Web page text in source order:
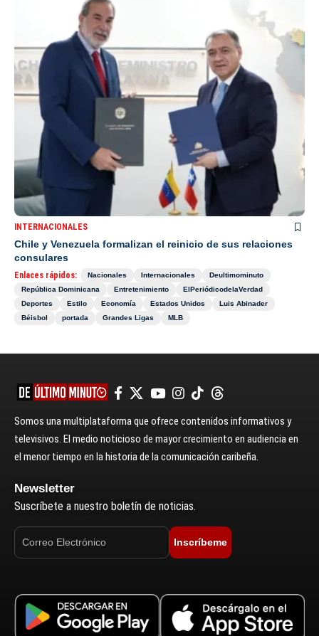
INTERNACIONALES
Chile y Venezuela formalizan el reinicio de sus relaciones
consulares
Enlaces rápidos: Nacionales Internacionales
Deultimominuto
República Dominicana
Entretenimiento
ElPeriódicodelaVerdad
Deportes
Estilo Economía Estados Unidos
Luis Abinader
Béisbol
portada Grandes Ligas MLB
Somos una multiplataforma que ofrece contenidos informativos y
televisivos. El medio noticioso de mayor crecimiento en audiencia en
el menor tiempo en la historia de la comunicación caribeña.
Newsletter
Suscríbete a nuestro boletín de noticias.
Inscríbeme